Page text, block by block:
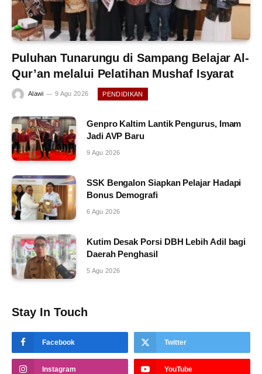
Puluhan Tunarungu di Sampang Belajar Al-
Qur’an melalui Pelatihan Mushaf Isyarat
Alawi 9 Agu 2026 PENDIDIKAN
Genpro Kaltim Lantik Pengurus, Imam
Jadi AVP Baru
9 Agu 2026
SSK Bengalon Siapkan Pelajar Hadapi
Bonus Demografi
6 Agu 2026
Kutim Desak Porsi DBH Lebih Adil bagi
Daerah Penghasil
5 Agu 2026
Stay In Touch
Facebook Twitter
Instagram YouTube